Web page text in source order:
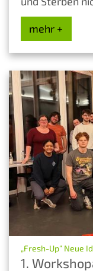
mehr +
„Fresh-Up“ Neue
1.